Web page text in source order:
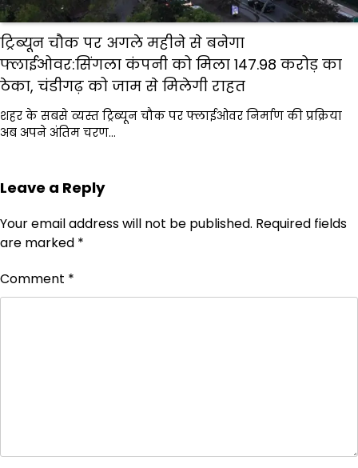
ट्रिब्यून चौक पर अगले महीने से बनेगा
फ्लाईओवर:सिंगला कंपनी को मिला 147.98 करोड़ का
ठेका, चंडीगढ़ को जाम से मिलेगी राहत
शहर के सबसे व्यस्त ट्रिब्यून चौक पर फ्लाईओवर निर्माण की प्रक्रिया
अब अपने अंतिम चरण…
Leave a Reply
Your email address will not be published. Required fields
are marked *
Comment *